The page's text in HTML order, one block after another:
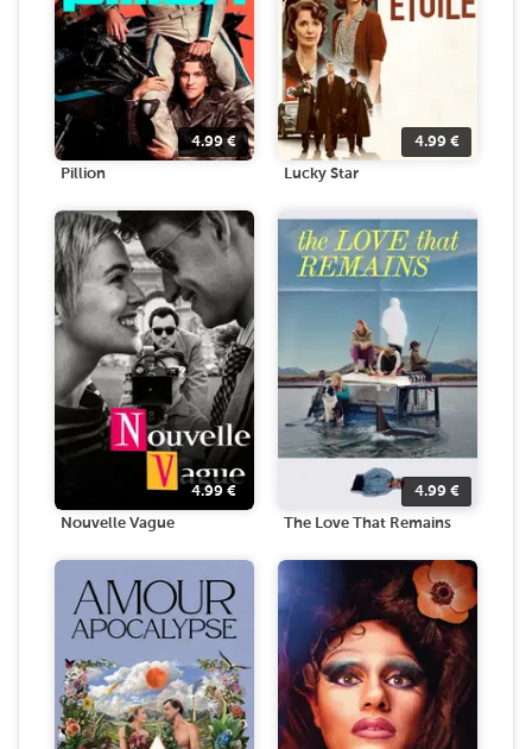
4.99€
Pillion
4.99 €
Lucky Star
4.99 €
Nouvelle Vague
4.99 €
The Love That Remains